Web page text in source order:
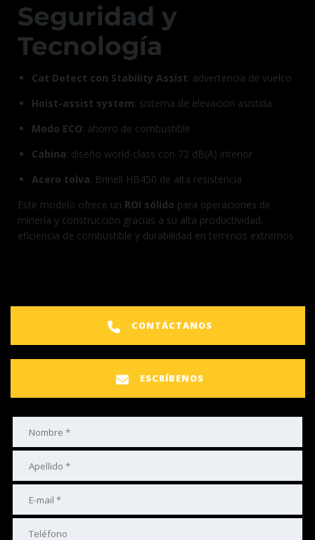
Seguridad y
Tecnología
Cat Detect con Stability Assist: advertencia de vuelco
Hoist-assist system: sistema de elevación asistida
Modo ECO: ahorro de combustible
Cabina: diseño world-class con 72 dB(A) interior
Acero tolva: Brinell HB450 de alta resistencia
Este modelo ofrece un ROI sólido para operaciones de
minería y construcción gracias a su alta productividad,
eficiencia de combustible y durabilidad en terrenos extremos
CONTÁCTANOS
ESCRÍBENOS